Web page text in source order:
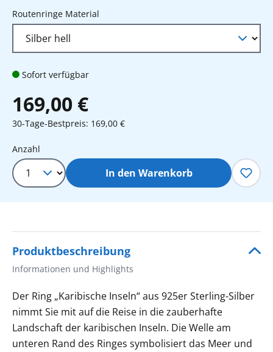
Routenringe Material
Sofort verfügbar
169,00 €
30-Tage-Bestpreis: 169,00 €
Produkt Anzahl: Gib den
Anzahl
In den Warenkorb
Produktbeschreibung
Informationen und Highlights
Der Ring „Karibische Inseln“ aus 925er Sterling-Silber
nimmt Sie mit auf die Reise in die zauberhafte
Landschaft der karibischen Inseln. Die Welle am
unteren Rand des Ringes symbolisiert das Meer und